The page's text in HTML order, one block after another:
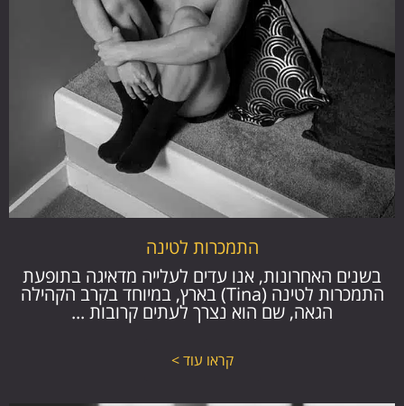
התמכרות לטינה
בשנים האחרונות, אנו עדים לעלייה מדאיגה בתופעת
התמכרות לטינה (Tina) בארץ, במיוחד בקרב הקהילה
הגאה, שם הוא נצרך לעתים קרובות ...
קראו עוד >